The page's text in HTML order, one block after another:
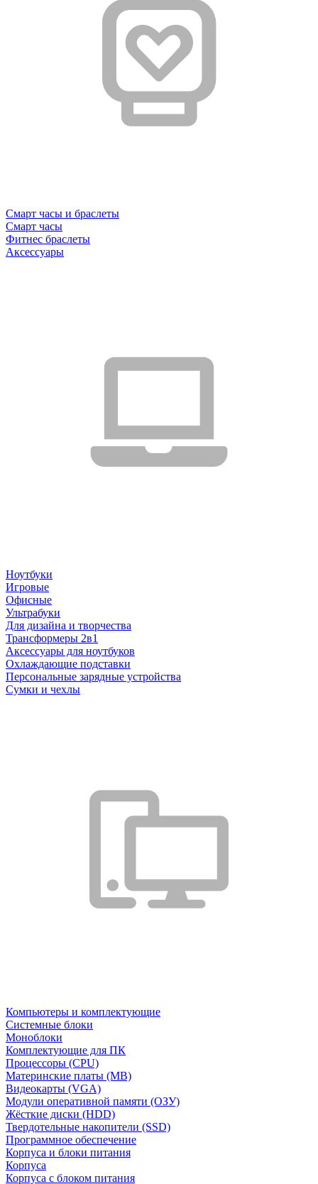
Смарт часы и браслеты
Смарт часы
Фитнес браслеты
Аксессуары
Ноутбуки
Игровые
Офисные
Ультрабуки
Для дизайна и творчества
Трансформеры 2в1
Аксессуары для ноутбуков
Охлаждающие подставки
Персональные зарядные устройства
Сумки и чехлы
Компьютеры и комплектующие
Системные блоки
Моноблоки
Комплектующие для ПК
Процессоры (CPU)
Материнские платы (MB)
Видеокарты (VGA)
Модули оперативной памяти (ОЗУ)
Жёсткие диски (HDD)
Твердотельные накопители (SSD)
Программное обеспечение
Корпуса и блоки питания
Корпуса
Корпуса с блоком питания